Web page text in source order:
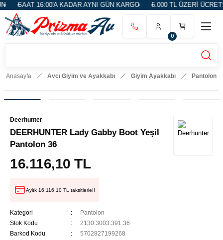
SAAT 16:00'A KADAR AYNI GÜN KARGO 5.000 TL ÜZERİ
0
Anasayfa Avcı Giyim ve Ayakkabı Giyim Ayakkabı Pantolon
Deerhunter
DEERHUNTER Lady Gabby Boot Yeşil
Pantolon 36
16.116,10 TL
Aylık 16.116,10 TL taksitlerle!!
Kategori
Pantolon
Stok Kodu
2130.3003.391.36
Barkod Kodu
5702827199268